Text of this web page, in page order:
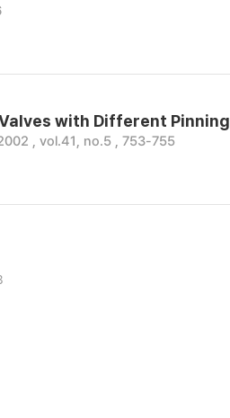
with Different
, vol.41, no.5 , 753-755